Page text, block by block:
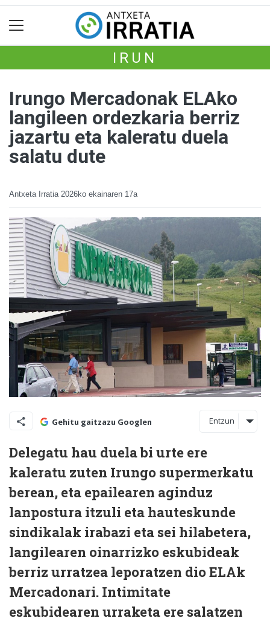
IRUN
Irungo Mercadonak ELAko
langileen ordezkaria berriz
jazartu eta kaleratu duela
salatu dute
Antxeta Irratia 2026ko ekainaren 17a
Gehitu gaitzazu Googlen Entzun
Delegatu hau duela bi urte ere
kaleratu zuten Irungo supermerkatu
berean, eta epailearen aginduz
lanpostura itzuli eta hauteskunde
sindikalak irabazi eta sei hilabetera,
langilearen oinarrizko eskubideak
berriz urratzea leporatzen dio ELAk
Mercadonari. Intimitate
eskubidearen urraketa ere salatzen